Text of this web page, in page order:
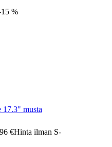
%
musta
€Hinta ilman S-